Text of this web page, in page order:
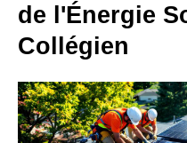
de l'Énergie
Collégien